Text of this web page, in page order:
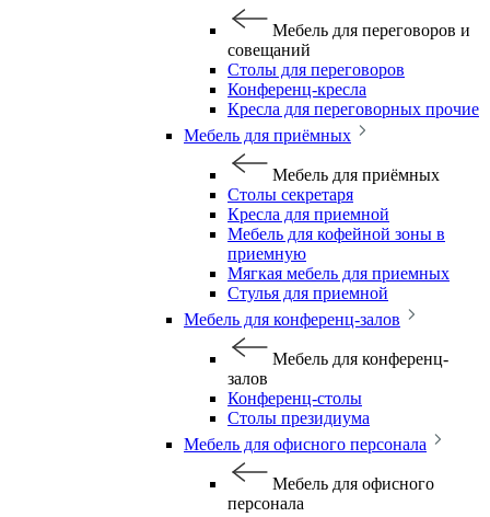
Мебель для переговоров и
совещаний
Столы для переговоров
Конференц-кресла
Кресла для переговорных прочие
Мебель для приёмных
Мебель для приёмных
Столы секретаря
Кресла для приемной
Мебель для кофейной зоны в
приемную
Мягкая мебель для приемных
Стулья для приемной
Мебель для конференц-залов
Мебель для конференц-
залов
Конференц-столы
Столы президиума
Мебель для офисного персонала
Мебель для офисного
персонала